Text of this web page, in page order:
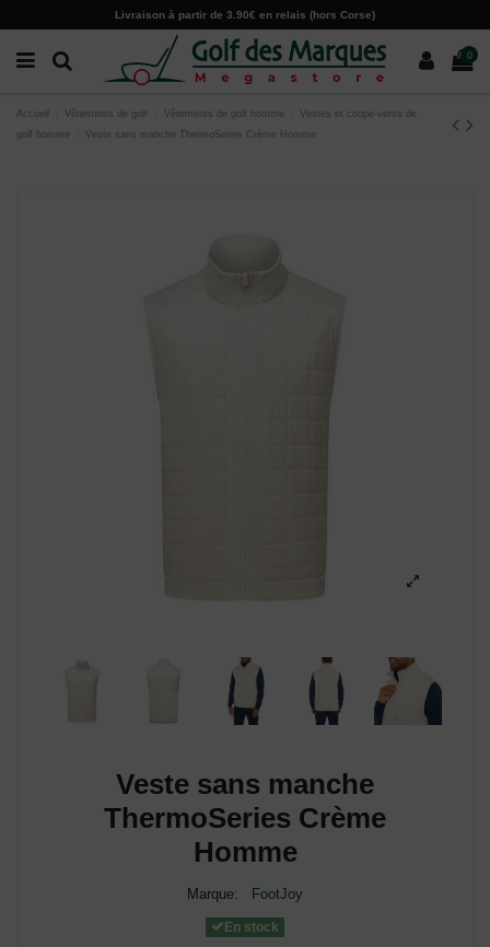
Livraison à partir de 3.90€ en relais (hors Corse)
0
Accueil Vêtements de golf Vêtements de golf homme
Vestes et coupe-vents de
golf homme
Veste sans manche ThermoSeries Crème Homme
Veste sans manche
ThermoSeries Crème
Homme
Marque: FootJoy
En stock
Paramètres des cookies